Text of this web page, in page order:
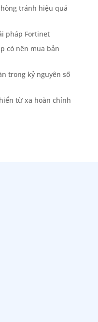
tránh hiệu quả
pháp Fortinet
có nên mua bản
trong kỷ nguyên số
từ xa hoàn chỉnh